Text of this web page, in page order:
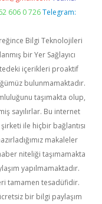
606 0 726 Telegram:
Bilgi Teknolojileri
bir Yer Sağlayıcı
içerikleri proaktif
bulunmamaktadır.
taşımakta olup,
sayılırlar. Bu internet
ile hiçbir bağlantısı
makaleler
niteliği taşımamakta
yapılmamaktadır.
tamamen tesadüfidir.
bir bilgi paylaşım